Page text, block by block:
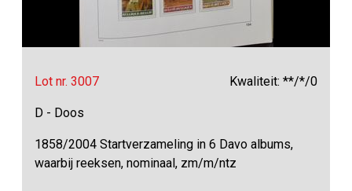
Lot nr. 3007 Kwaliteit: **/*/0
D - Doos
1858/2004 Startverzameling in 6 Davo albums,
waarbij reeksen, nominaal, zm/m/ntz